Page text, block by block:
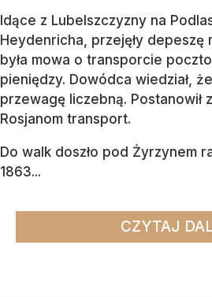
Idące z Lubelszczyzny na
Heydenricha, przejęły depeszę
była mowa o transporcie
pieniędzy. Dowódca wiedział,
przewagę liczebną. Postanowił
Rosjanom transport.
Do walk doszło pod Żyrzynem
1863...
CZYTAJ